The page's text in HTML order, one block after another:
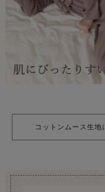
コットンムース生地